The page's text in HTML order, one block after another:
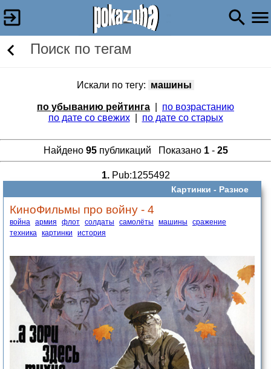
Поиск по тегам
Искали по тегу: машины
по убыванию рейтинга
по возрастанию
по дате со свежих| по дате со старых
Найдено 95публикаций Показано 1- 25
1.Pub:1255492
Картинки - Разное
КиноФильмы про войну - 4
война армия флот солдаты самолёты машины
сражение
техника картинки история